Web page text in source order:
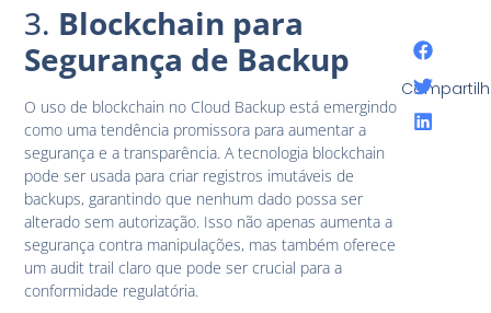
3. Blockchain para
Segurança de Backup
O uso de blockchain no Cloud Backup está emergindo
como uma tendência promissora para aumentar a
segurança e a transparência. A tecnologia blockchain
pode ser usada para criar registros imutáveis de
backups, garantindo que nenhum dado possa ser
alterado sem autorização. Isso não apenas aumenta a
segurança contra manipulações, mas também oferece
um audit trail claro que pode ser crucial para a
conformidade regulatória.